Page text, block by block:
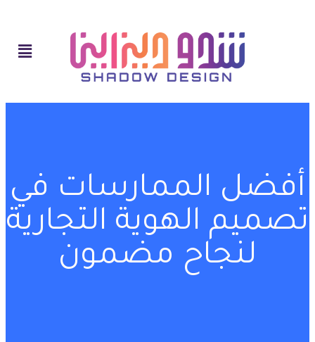
أفضل الممارسات في
تصميم الهوية التجارية
لنجاح مضمون